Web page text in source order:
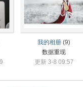
我的相册 (9)
数据重现
更新 3-8 09:57